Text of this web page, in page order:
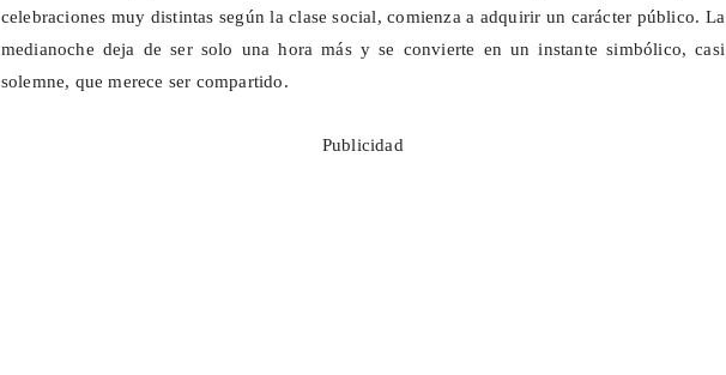
celebraciones muy distintas según la clase social, comienza a adquirir un carácter público. La
medianoche deja de ser solo una hora más y se convierte en un instante simbólico, casi
solemne, que merece ser compartido.
Publicidad